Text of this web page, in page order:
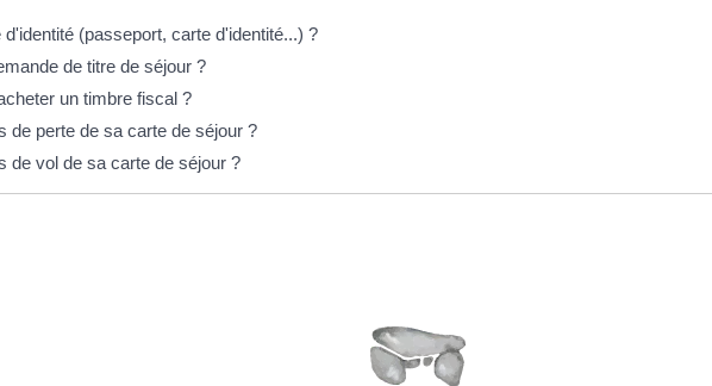
(passeport, carte d'identité...) ?
de titre de séjour ?
un timbre fiscal ?
de perte de sa carte de séjour ?
de vol de sa carte de séjour ?